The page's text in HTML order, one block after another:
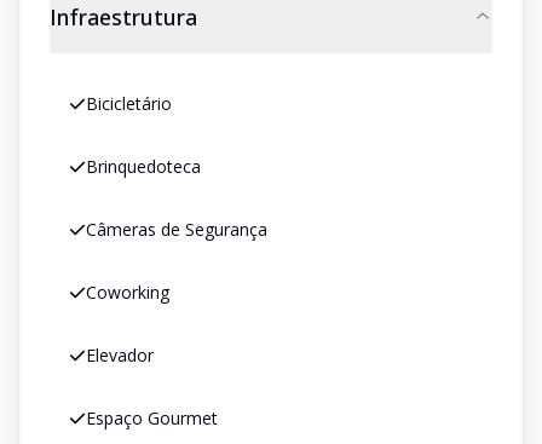
Infraestrutura
Bicicletário
Brinquedoteca
Câmeras de Segurança
Coworking
Elevador
Espaço Gourmet